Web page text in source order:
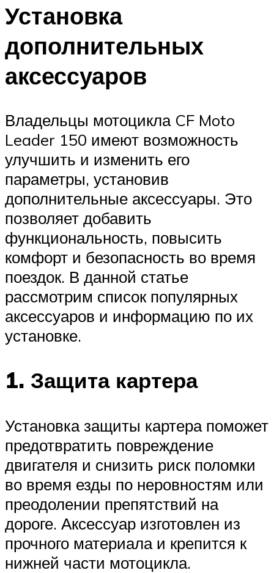
Установка
дополнительных
аксессуаров
Владельцы мотоцикла CF Moto
Leader 150 имеют возможность
улучшить и изменить его
параметры, установив
дополнительные аксессуары. Это
позволяет добавить
функциональность, повысить
комфорт и безопасность во время
поездок. В данной статье
рассмотрим список популярных
аксессуаров и информацию по их
установке.
1. Защита картера
Установка защиты картера поможет
предотвратить повреждение
двигателя и снизить риск поломки
во время езды по неровностям или
преодолении препятствий на
дороге. Аксессуар изготовлен из
прочного материала и крепится к
нижней части мотоцикла.